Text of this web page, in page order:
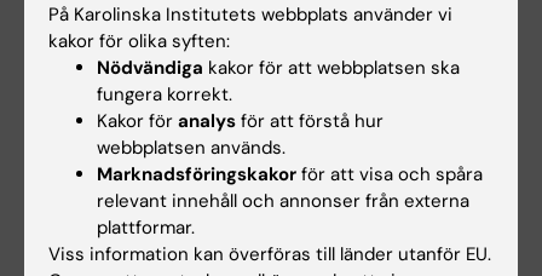
På Karolinska Institutets webbplats använder vi
kakor för olika syften:
Nödvändiga kakor för att webbplatsen ska
fungera korrekt.
Kakor för analys för att förstå hur
webbplatsen används.
Marknadsföringskakor för att visa och spåra
relevant innehåll och annonser från externa
plattformar.
Viss information kan överföras till länder utanför EU.